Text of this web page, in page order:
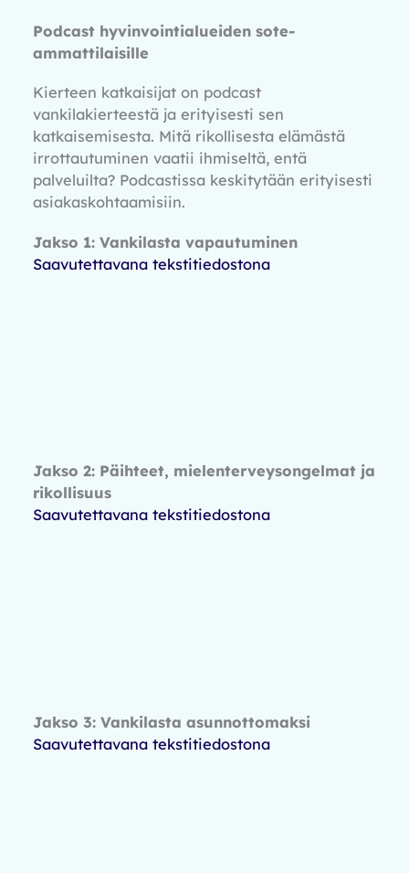
Podcast hyvinvointialueiden sote-
ammattilaisille
Kierteen katkaisijat on podcast
vankilakierteestä ja erityisesti sen
katkaisemisesta. Mitä rikollisesta elämästä
irrottautuminen vaatii ihmiseltä, entä
palveluilta? Podcastissa keskitytään erityisesti
asiakaskohtaamisiin.
Jakso 1: Vankilasta vapautuminen
Saavutettavana tekstitiedostona
Jakso 2: Päihteet, mielenterveysongelmat ja
rikollisuus
Saavutettavana tekstitiedostona
Jakso 3: Vankilasta asunnottomaksi
Saavutettavana tekstitiedostona